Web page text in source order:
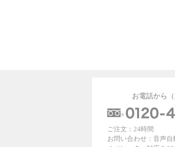
お電話から（
ご注文：24時間
お問い合わせ：音声自